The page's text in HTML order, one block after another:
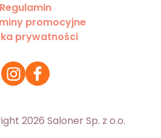
Regulamin
promocyjne
prywatności
2026 Saloner Sp. z o.o.